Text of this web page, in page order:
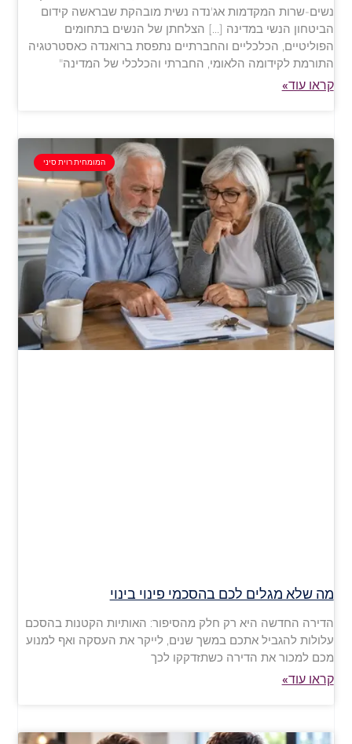
נשים-שרות המקדמות אג'נדה נשית מובהקת שבראשה קידום
הביטחון הנשי במדינה […] הצלחתן של הנשים בתחומים
הפוליטיים, הכלכליים והחברתיים נתפסת ברואנדה כאסטרטגיה
התורמת לקידומה הלאומי, החברתי והכלכלי של המדינה"
קראו עוד»
המומחית רוית סיני
מה שלא מגלים לכם בהסכמי פינוי בינוי
הדירה החדשה היא רק חלק מהסיפור: האותיות הקטנות בהסכם
עלולות להגביל אתכם במשך שנים, לייקר את העסקה ואף למנוע
מכם למכור את הדירה כשתזדקקו לכך
קראו עוד»